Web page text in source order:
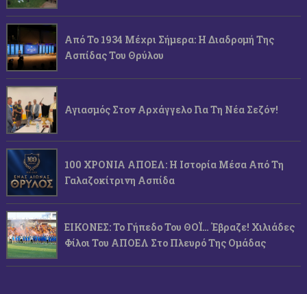
Από Το 1934 Μέχρι Σήμερα: Η Διαδρομή Της
Ασπίδας Του Θρύλου
Αγιασμός Στον Αρχάγγελο Για Τη Νέα Σεζόν!
100 ΧΡΟΝΙΑ ΑΠΟΕΛ: Η Ιστορία Μέσα Από Τη
Γαλαζοκίτρινη Ασπίδα
ΕΙΚΟΝΕΣ: Το Γήπεδο Του ΘΟΪ… Έβραζε! Χιλιάδες
Φίλοι Του ΑΠΟΕΛ Στο Πλευρό Της Ομάδας